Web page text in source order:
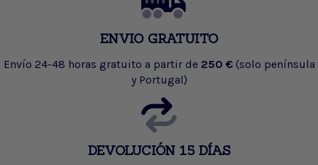
ENVIO GRATUITO
Envío 24-48 horas gratuito a partir de 250 € (solo península
y Portugal)
DEVOLUCIÓN 15 DÍAS